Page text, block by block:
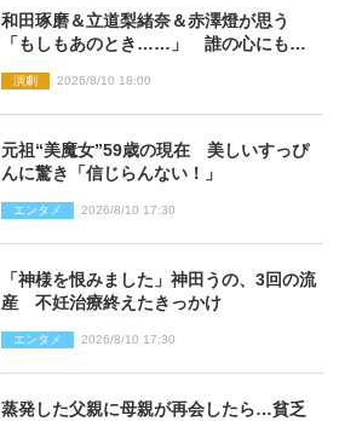
和田琢磨＆立道梨緒奈＆赤澤燈が思う
「もしもあのとき……」 誰の心にもあ
思い
演劇 2026/8/10 18:00
元祖“美魔女”59歳の現在 美しいすっぴ
んに驚き「信じらんない！」
エンタメ 2026/8/10 17:30
「神様を恨みました」神田うの、3回の流
産 不妊治療終えたきっかけ
エンタメ 2026/8/10 17:30
蒸発した父親に母親が再会したら…貧乏